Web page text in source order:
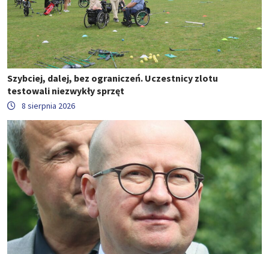
Szybciej, dalej, bez ograniczeń. Uczestnicy zlotu
testowali niezwykły sprzęt
8 sierpnia 2026